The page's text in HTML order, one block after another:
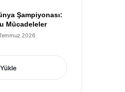
Şampiyonası:
Mücadeleler
2026